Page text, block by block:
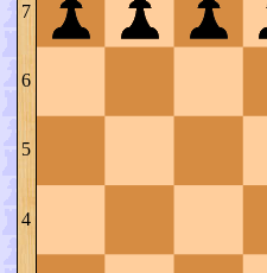
7
6
5
4